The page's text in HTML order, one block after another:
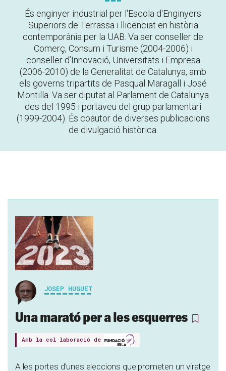
És enginyer industrial per l'Escola d'Enginyers
Superiors de Terrassa i llicenciat en història
contemporània per la UAB. Va ser conseller de
Comerç, Consum i Turisme (2004-2006) i
conseller d’Innovació, Universitats i Empresa
(2006-2010) de la Generalitat de Catalunya, amb
els governs tripartits de Pasqual Maragall i José
Montilla. Va ser diputat al Parlament de Catalunya
des del 1995 i portaveu del grup parlamentari
(1999-2004). És coautor de diverses publicacions
de divulgació històrica.
JOSEP HUGUET
Una marató per a les esquerres
Amb la col·laboració de
A les portes d’unes eleccions que prometen un viratge